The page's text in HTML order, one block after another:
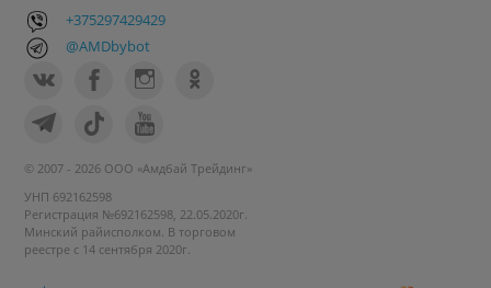
+375297429429
@AMDbybot
© 2007 - 2026 ООО «Амдбай Трейдинг»
УНП 692162598
Регистрация №692162598, 22.05.2020г.
Минский райисполком. В торговом
реестре с 14 сентября 2020г.